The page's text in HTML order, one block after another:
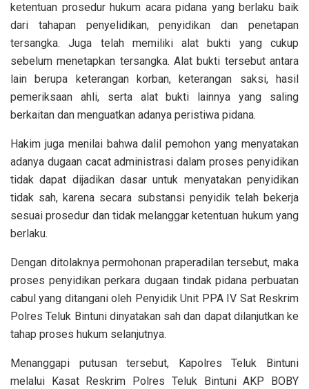
ketentuan prosedur hukum acara pidana yang berlaku baik
dari tahapan penyelidikan, penyidikan dan penetapan
tersangka. Juga telah memiliki alat bukti yang cukup
sebelum menetapkan tersangka. Alat bukti tersebut antara
lain berupa keterangan korban, keterangan saksi, hasil
pemeriksaan ahli, serta alat bukti lainnya yang saling
berkaitan dan menguatkan adanya peristiwa pidana.
Hakim juga menilai bahwa dalil pemohon yang menyatakan
adanya dugaan cacat administrasi dalam proses penyidikan
tidak dapat dijadikan dasar untuk menyatakan penyidikan
tidak sah, karena secara substansi penyidik telah bekerja
sesuai prosedur dan tidak melanggar ketentuan hukum yang
berlaku.
Dengan ditolaknya permohonan praperadilan tersebut, maka
proses penyidikan perkara dugaan tindak pidana perbuatan
cabul yang ditangani oleh Penyidik Unit PPA IV Sat Reskrim
Polres Teluk Bintuni dinyatakan sah dan dapat dilanjutkan ke
tahap proses hukum selanjutnya.
Menanggapi putusan tersebut, Kapolres Teluk Bintuni
melalui Kasat Reskrim Polres Teluk Bintuni AKP BOBY